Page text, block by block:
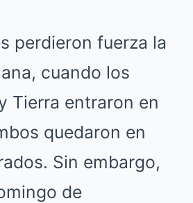
perdieron fuerza la
cuando los
Tierra entraron en
quedaron en
Sin embargo,
de